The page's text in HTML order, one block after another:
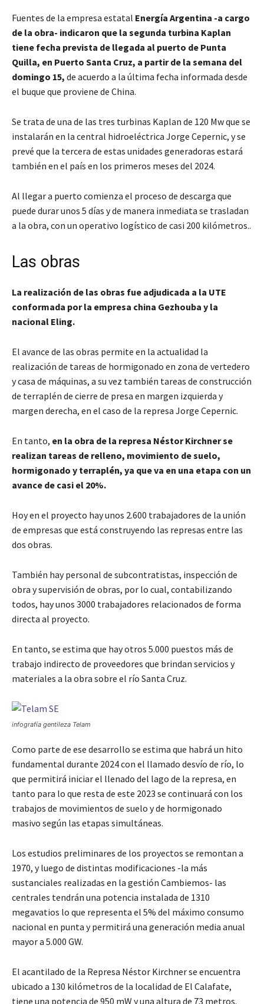
Fuentes de la empresa estatal Energía Argentina -a cargo
de la obra- indicaron que la segunda turbina Kaplan
tiene fecha prevista de llegada al puerto de Punta
Quilla, en Puerto Santa Cruz, a partir de la semana del
domingo 15, de acuerdo a la última fecha informada desde
el buque que proviene de China.
Se trata de una de las tres turbinas Kaplan de 120 Mw que se
instalarán en la central hidroeléctrica Jorge Cepernic, y se
prevé que la tercera de estas unidades generadoras estará
también en el país en los primeros meses del 2024.
Al llegar a puerto comienza el proceso de descarga que
puede durar unos 5 días y de manera inmediata se trasladan
a la obra, con un operativo logístico de casi 200 kilómetros..
Las obras
La realización de las obras fue adjudicada a la UTE
conformada por la empresa china Gezhouba y la
nacional Eling.
El avance de las obras permite en la actualidad la
realización de tareas de hormigonado en zona de vertedero
y casa de máquinas, a su vez también tareas de construcción
de terraplén de cierre de presa en margen izquierda y
margen derecha, en el caso de la represa Jorge Cepernic.
En tanto, en la obra de la represa Néstor Kirchner se
realizan tareas de relleno, movimiento de suelo,
hormigonado y terraplén, ya que va en una etapa con un
avance de casi el 20%.
Hoy en el proyecto hay unos 2.600 trabajadores de la unión
de empresas que está construyendo las represas entre las
dos obras.
También hay personal de subcontratistas, inspección de
obra y supervisión de obras, por lo cual, contabilizando
todos, hay unos 3000 trabajadores relacionados de forma
directa al proyecto.
En tanto, se estima que hay otros 5.000 puestos más de
trabajo indirecto de proveedores que brindan servicios y
materiales a la obra sobre el río Santa Cruz.
infografía gentileza Telam
Como parte de ese desarrollo se estima que habrá un hito
fundamental durante 2024 con el llamado desvío de río, lo
que permitirá iniciar el llenado del lago de la represa, en
tanto para lo que resta de este 2023 se continuará con los
trabajos de movimientos de suelo y de hormigonado
masivo según las etapas simultáneas.
Los estudios preliminares de los proyectos se remontan a
1970, y luego de distintas modificaciones -la más
sustanciales realizadas en la gestión Cambiemos- las
centrales tendrán una potencia instalada de 1310
megavatios lo que representa el 5% del máximo consumo
nacional en punta y permitirá una generación media anual
mayor a 5.000 GW.
El acantilado de la Represa Néstor Kirchner se encuentra
ubicado a 130 kilómetros de la localidad de El Calafate,
tiene una potencia de 950 mW y una altura de 73 metros.